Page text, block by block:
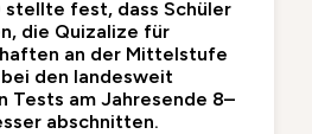
stellte fest, dass Schüler
die Quizalize für
an der Mittelstufe
den landesweit
Tests am Jahresende 8–
abschnitten.